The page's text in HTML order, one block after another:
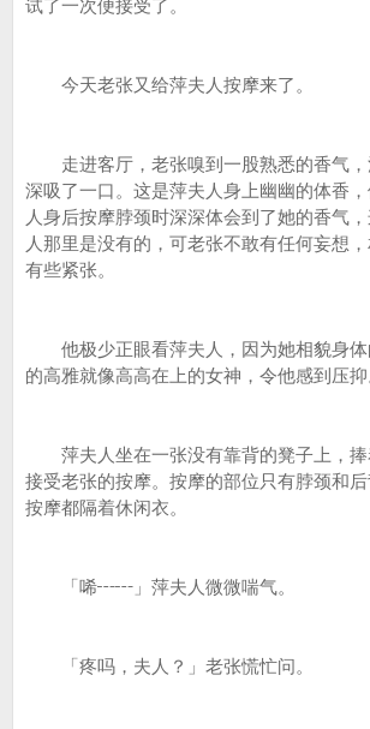
试了一次便接受了。
今天老张又给萍夫人按摩来了。
走进客厅，老张嗅到一股熟悉的香气，
深吸了一口。这是萍夫人身上幽幽的体香
人身后按摩脖颈时深深体会到了她的香气
人那里是没有的，可老张不敢有任何妄想
有些紧张。
他极少正眼看萍夫人，因为她相貌身体
的高雅就像高高在上的女神，令他感到压抑
萍夫人坐在一张没有靠背的凳子上，捧
接受老张的按摩。按摩的部位只有脖颈和
按摩都隔着休闲衣。
「唏┅┅」萍夫人微微喘气。
「疼吗，夫人？」老张慌忙问。